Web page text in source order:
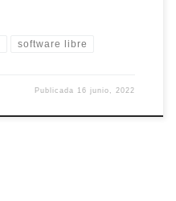
software libre
Publicada 16 junio, 2022